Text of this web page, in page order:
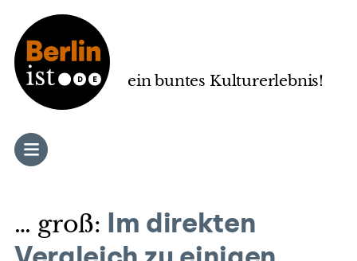
ein buntes Kulturerlebnis!
… groß: Im direkten